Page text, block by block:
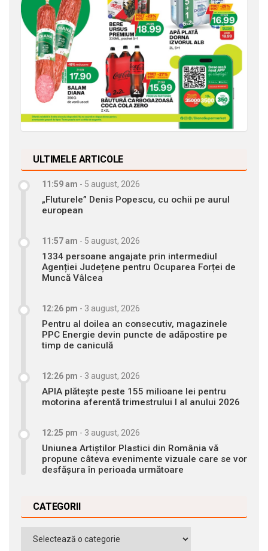
ULTIMELE ARTICOLE
11:59 am - 5 august, 2026
„Fluturele” Denis Popescu, cu ochii pe aurul
european
11:57 am - 5 august, 2026
1334 persoane angajate prin intermediul
Agenției Județene pentru Ocuparea Forței de
Muncă Vâlcea
12:26 pm - 3 august, 2026
Pentru al doilea an consecutiv, magazinele
PPC Energie devin puncte de adăpostire pe
timp de caniculă
12:26 pm - 3 august, 2026
APIA plătește peste 155 milioane lei pentru
motorina aferentă trimestrului I al anului 2026
12:25 pm - 3 august, 2026
Uniunea Artiștilor Plastici din România vă
propune câteva evenimente vizuale care se vor
desfășura în perioada următoare
CATEGORII
Categorii